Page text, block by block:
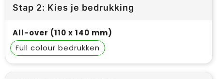
Stap 2: Kies je bedrukking
All-over (110 x 140 mm)
Full colour